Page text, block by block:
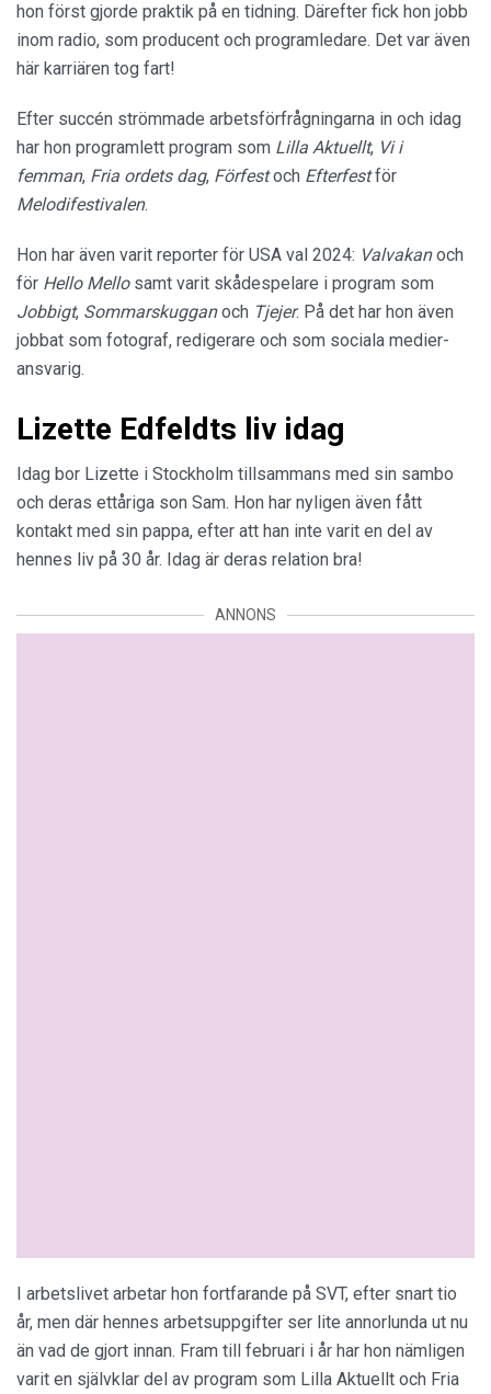
hon först gjorde praktik på en tidning. Därefter fick hon jobb
inom radio, som producent och programledare. Det var även
här karriären tog fart!
Efter succén strömmade arbetsförfrågningarna in och idag
har hon programlett program som Lilla Aktuellt, Vi i
femman, Fria ordets dag, Förfestoch Efterfestför
Melodifestivalen.
Hon har även varit reporter för USA val 2024: Valvakanoch
för Hello Mello samt varit skådespelare i program som
Jobbigt, Sommarskugganoch Tjejer. På det har hon även
jobbat som fotograf, redigerare och som sociala medier-
ansvarig.
Lizette Edfeldts liv idag
Idag bor Lizette i Stockholm tillsammans med sin sambo
och deras ettåriga son Sam. Hon har nyligen även fått
kontakt med sin pappa, efter att han inte varit en del av
hennes liv på 30 år. Idag är deras relation bra!
ANNONS
I arbetslivet arbetar hon fortfarande på SVT, efter snart tio
år, men där hennes arbetsuppgifter ser lite annorlunda ut nu
än vad de gjort innan. Fram till februari i år har hon nämligen
varit en självklar del av program som Lilla Aktuellt och Fria